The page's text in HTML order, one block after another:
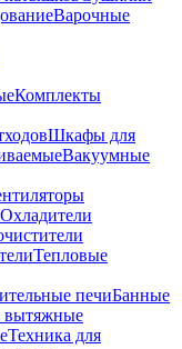
Варочные
Комплекты
Шкафы для
Вакуумные
Охладители
Тепловые
печиБанные
вытяжные
Техника для